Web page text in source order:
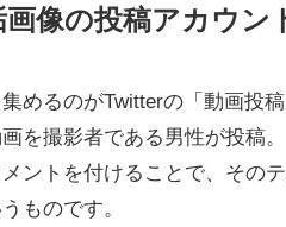
像の投稿アカウン
めるのがTwitterの「動画投
を撮影者である男性が投稿
ントを付けることで、その
ものです。